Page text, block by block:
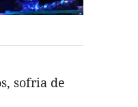
sofria de